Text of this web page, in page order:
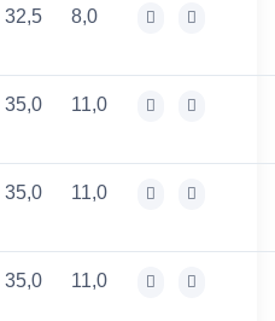
32,5 8,0
35,0 11,0
35,0 11,0
35,0 11,0